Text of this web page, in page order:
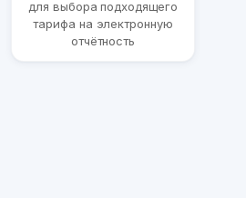
для выбора подходящего
тарифа на электронную
отчётность